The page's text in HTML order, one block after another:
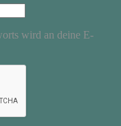
wird an deine E-